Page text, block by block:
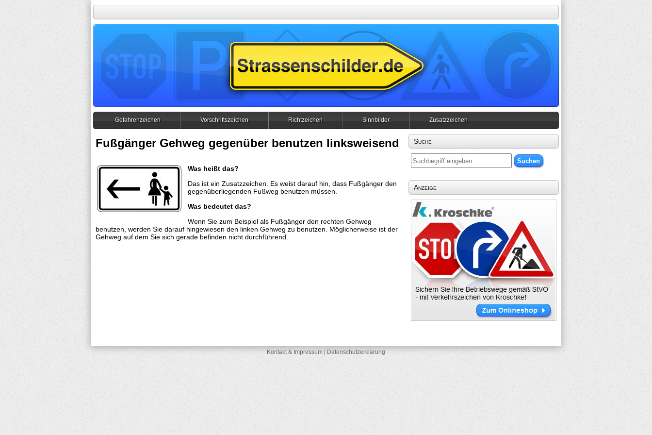
Gefahrenzeichen Vorschriftszeichen Richtzeichen Sinnbilder Zusatzzeichen
Fußgänger Gehweg gegenüber benutzen linksweisend
Was heißt das?
Das ist ein Zusatzzeichen. Es weist darauf hin, dass Fußgänger den
gegenüberliegenden Fußweg benutzen müssen.
Was bedeutet das?
Wenn Sie zum Beispiel als Fußgänger den rechten Gehweg
benutzen, werden Sie darauf hingewiesen den linken Gehweg zu benutzen. Möglicherweise ist der
Gehweg auf dem Sie sich gerade befinden nicht durchführend.
Suche
Anzeige
Kontakt & Impressum Datenschutzerklärung